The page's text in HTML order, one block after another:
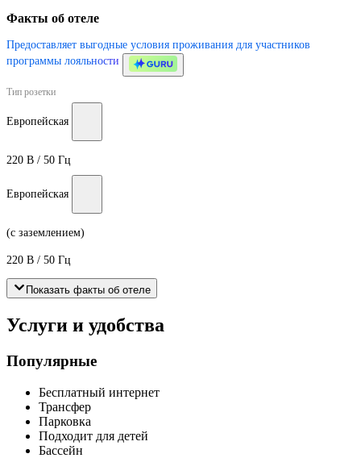
Факты об отеле
Предоставляет выгодные условия проживания для участников
программы лояльности
Тип розетки
Европейская
220 В / 50 Гц
Европейская
(с заземлением)
220 В / 50 Гц
Показать факты об отеле
Услуги и удобства
Популярные
Бесплатный интернет
Трансфер
Парковка
Подходит для детей
Бассейн